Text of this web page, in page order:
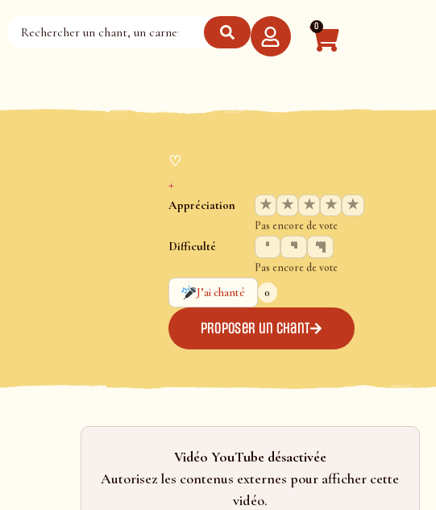
0
♡
+
Appréciation ★ ★ ★ ★ ★
Pas encore de vote
Difficulté
Pas encore de vote
J’ai chanté
0
Proposer un chant
Vidéo YouTube désactivée
Autorisez les contenus externes pour afficher cette
vidéo.